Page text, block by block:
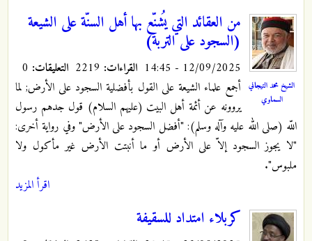
الشيخ محمد التيجاني
السماوي
من العقائد التي يُشنّع بها أهل السنّة على الشيعة
(السجود على التربة)
12/09/2025 - 14:45 القراءات: التعليقات:
أجمع علماء الشيعة على القول بأفضلية السجود على الأرض; لما
يروونه عن أئمة أهل البيت (عليهم السلام) قول جدهم رسول
اللّه (صلى الله عليه وآله وسلم): "أفضل السجود على الأرض" وفي رواية أخرى:
"لا يجوز السجود إلاّ على الأرض أو ما أنبتت الأرض غير مأكول ولا
ملبوس".
اقرأ المزيد
كربلاء امتداد للسقيفة